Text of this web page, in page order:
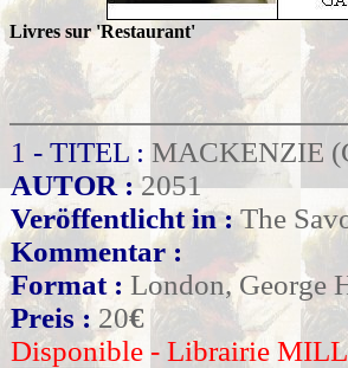
Livres sur 'Restaurant'
1 - TITEL : MACKENZIE
AUTOR : 2051
Veröffentlicht in :The
Kommentar :
Format : London, George
Preis : 20€
Disponible - Librairie